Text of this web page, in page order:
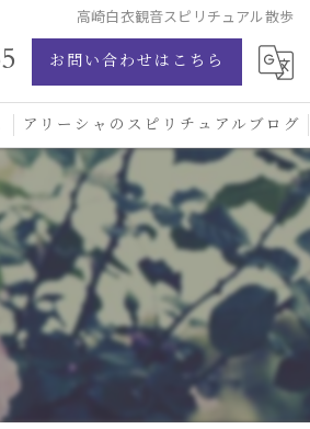
高崎白衣観音スピリチュアル散歩
お問い合わせはこちら
ード
アリーシャのスピリチュアルブログ